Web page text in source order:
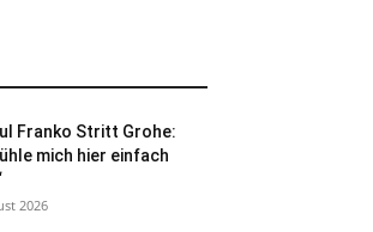
Franko Stritt Grohe:
mich hier einfach
2026